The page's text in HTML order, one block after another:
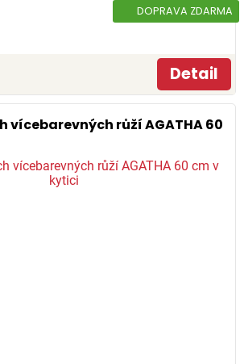
DOPRAVA ZDARMA
Detail
vícebarevných růží AGATHA 60